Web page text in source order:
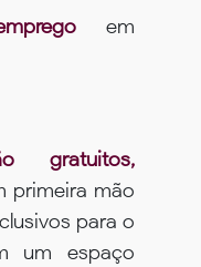
em
gratuitos,
primeira mão
para o
um espaço